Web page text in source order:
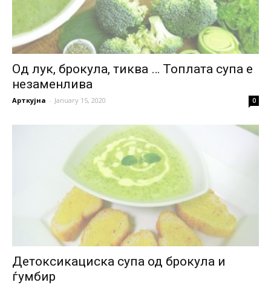
Од лук, брокула, тиква … Топлата супа е
незаменлива
Арткујна - January 15, 2020 0
Детоксикациска супа од брокула и
ѓумбир